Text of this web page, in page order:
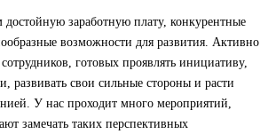
заработную плату, конкурентные
возможности для развития. Активно
готовых проявлять инициативу,
развивать свои сильные стороны и расти
У нас проходит много мероприятий,
замечать таких перспективных